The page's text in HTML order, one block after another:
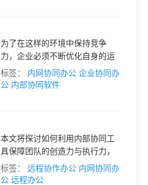
为了在这样的环境中保持竞争
力，企业必须不断优化自身的运
营模式。而内部协同作为一种有
效的管理策略，正逐渐成为企业
标签： 内网协同办公 企业协同办
公 内部协同软件
本文将探讨如何利用内部协同工
具保障团队的创造力与执行力，
并推荐一款适合远程办公的协同
工具—接而连。
标签： 远程协作办公 内网协同办
公 远程办公